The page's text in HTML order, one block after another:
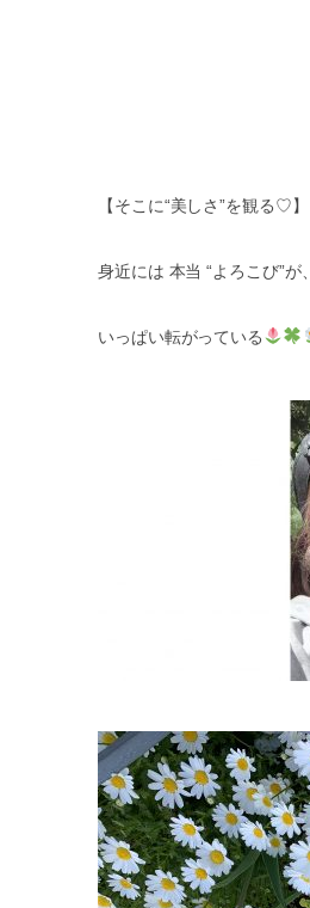
【そこに“美しさ”を観る♡】
身近には 本当 “よろこび”が、
いっぱい転がっている